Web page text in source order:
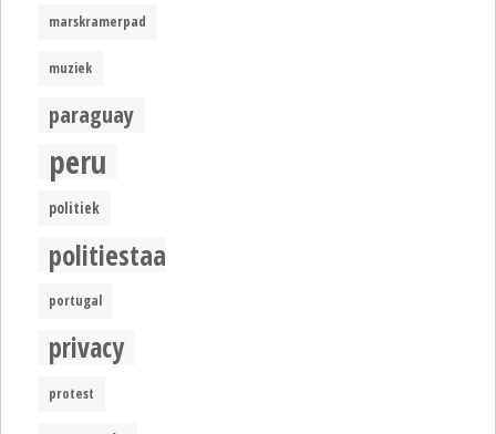
marskramerpad
muziek
paraguay
peru
politiek
politiestaat
portugal
privacy
protest